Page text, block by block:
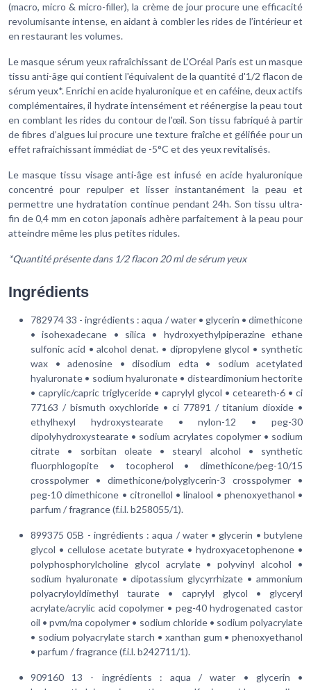
(macro, micro & micro-filler), la crème de jour procure une efficacité
revolumisante intense, en aidant à combler les rides de l’intérieur et
en restaurant les volumes.
Le masque sérum yeux rafraîchissant de L'Oréal Paris est un masque
tissu anti-âge qui contient l'équivalent de la quantité d'1/2 flacon de
sérum yeux*. Enrichi en acide hyaluronique et en caféine, deux actifs
complémentaires, il hydrate intensément et réénergise la peau tout
en comblant les rides du contour de l'œil. Son tissu fabriqué à partir
de fibres d’algues lui procure une texture fraîche et gélifiée pour un
effet rafraichissant immédiat de -5°C et des yeux revitalisés.
Le masque tissu visage anti-âge est infusé en acide hyaluronique
concentré pour repulper et lisser instantanément la peau et
permettre une hydratation continue pendant 24h. Son tissu ultra-
fin de 0,4 mm en coton japonais adhère parfaitement à la peau pour
atteindre même les plus petites ridules.
*Quantité présente dans 1/2 flacon 20 ml de sérum yeux
Ingrédients
782974 33 - ingrédients : aqua / water • glycerin • dimethicone
• isohexadecane • silica • hydroxyethylpiperazine ethane
sulfonic acid • alcohol denat. • dipropylene glycol • synthetic
wax • adenosine • disodium edta • sodium acetylated
hyaluronate • sodium hyaluronate • disteardimonium hectorite
• caprylic/capric triglyceride • caprylyl glycol • ceteareth-6 • ci
77163 / bismuth oxychloride • ci 77891 / titanium dioxide •
ethylhexyl hydroxystearate • nylon-12 • peg-30
dipolyhydroxystearate • sodium acrylates copolymer • sodium
citrate • sorbitan oleate • stearyl alcohol • synthetic
fluorphlogopite • tocopherol • dimethicone/peg-10/15
crosspolymer • dimethicone/polyglycerin-3 crosspolymer •
peg-10 dimethicone • citronellol • linalool • phenoxyethanol •
parfum / fragrance (f.i.l. b258055/1).
899375 05B - ingrédients : aqua / water • glycerin • butylene
glycol • cellulose acetate butyrate • hydroxyacetophenone •
polyphosphorylcholine glycol acrylate • polyvinyl alcohol •
sodium hyaluronate • dipotassium glycyrrhizate • ammonium
polyacryloyldimethyl taurate • caprylyl glycol • glyceryl
acrylate/acrylic acid copolymer • peg-40 hydrogenated castor
oil • pvm/ma copolymer • sodium chloride • sodium polyacrylate
• sodium polyacrylate starch • xanthan gum • phenoxyethanol
• parfum / fragrance (f.i.l. b242711/1).
909160 13 - ingrédients : aqua / water • glycerin •